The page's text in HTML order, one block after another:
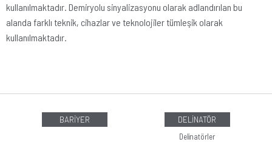
kullanılmaktadır. Demiryolu sinyalizasyonu olarak adlandırılan bu
alanda farklı teknik, cihazlar ve teknolojiler tümleşik olarak
kullanılmaktadır.
BARİYER
DELİNATÖR
Delinatörler